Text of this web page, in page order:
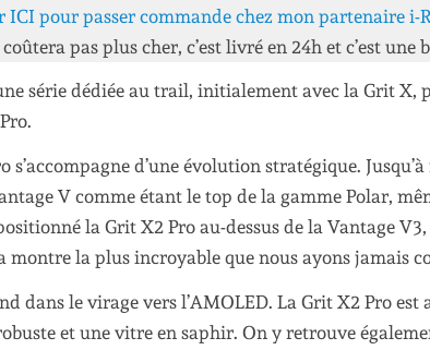
ICI pour passer commande chez mon partenaire i-
pas plus cher, c’est livré en 24h et c’est une
série dédiée au trail, initialement avec la Grit X,
s’accompagne d’une évolution stratégique.
V comme étant le top de la gamme Polar,
la Grit X2 Pro au-dessus de la Vantage
montre la plus incroyable que nous ayons jamais
dans le virage vers l’AMOLED. La Grit X2 Pro
et une vitre en saphir. On y retrouve